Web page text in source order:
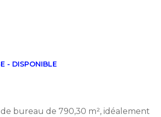
- DISPONIBLE
bureau de 790,30 m², idéalement